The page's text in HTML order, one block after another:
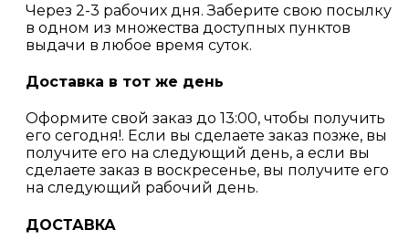
Через 2-3 рабочих дня. Заберите свою посылку
в одном из множества доступных пунктов
выдачи в любое время суток.
Доставка в тот же день
Оформите свой заказ до 13:00, чтобы получить
его сегодня!. Если вы сделаете заказ позже, вы
получите его на следующий день, а если вы
сделаете заказ в воскресенье, вы получите его
на следующий рабочий день.
ДОСТАВКА